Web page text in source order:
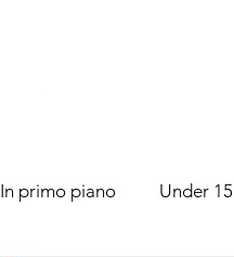
In primo piano Under 15